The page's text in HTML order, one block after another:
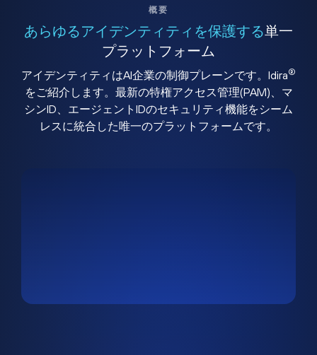
概要
あらゆるアイデンティティを保護する単一
プラットフォーム
アイデンティティはAI企業の制御プレーンです。Idira®
をご紹介します。最新の特権アクセス管理(PAM)、マ
シンID、エージェントIDのセキュリティ機能をシーム
レスに統合した唯一のプラットフォームです。